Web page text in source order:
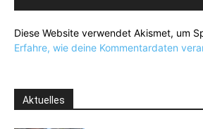
Diese Website verwendet Akismet, um
Erfahre, wie deine Kommentardaten
Aktuelles